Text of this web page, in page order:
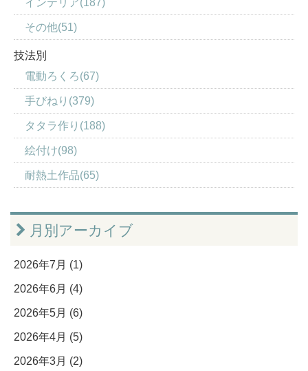
インテリア(187)
その他(51)
技法別
電動ろくろ(67)
手びねり(379)
タタラ作り(188)
絵付け(98)
耐熱土作品(65)
月別アーカイブ
2026年7月 (1)
2026年6月 (4)
2026年5月 (6)
2026年4月 (5)
2026年3月 (2)